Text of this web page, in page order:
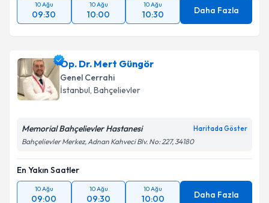
10 Ağu
09:30
10 Ağu
10:00
10 Ağu
10:30 Daha Fazla
Op. Dr. Mert Güngör
Genel Cerrahi
İstanbul, Bahçelievler
Memorial Bahçelievler Hastanesi Haritada Göster
Bahçelievler Merkez, Adnan Kahveci Blv. No: 227, 34180
En Yakın Saatler
10 Ağu
09:00
10 Ağu
09:30
10 Ağu
10:00 Daha Fazla